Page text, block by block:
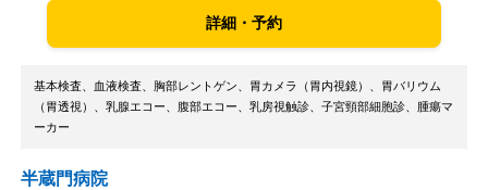
詳細・予約
基本検査、血液検査、胸部レントゲン、胃カメラ（胃内視鏡）、胃バリウム
（胃透視）、乳腺エコー、腹部エコー、乳房視触診、子宮頸部細胞診、腫瘍マ
ーカー
半蔵門病院